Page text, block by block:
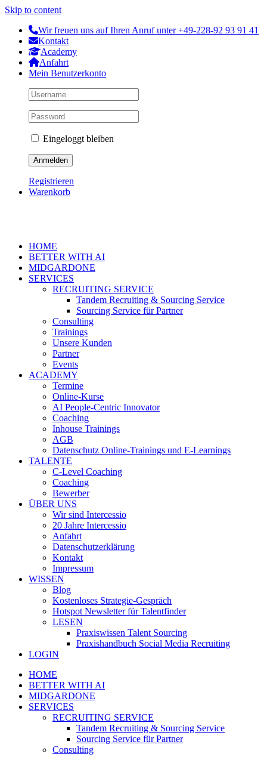
Skip to content
Wir freuen uns auf Ihren Anruf unter +49-228-92 93 91 41
Kontakt
Academy
Anfahrt
Mein Benutzerkonto
Eingeloggt bleiben
Registrieren
Warenkorb
HOME
BETTER WITH AI
MIDGARDONE
SERVICES
RECRUITING SERVICE
Tandem Recruiting & Sourcing Service
Sourcing Service für Partner
Consulting
Trainings
Unsere Kunden
Partner
Events
ACADEMY
Termine
Online-Kurse
AI People-Centric Innovator
Coaching
Inhouse Trainings
AGB
Datenschutz Online-Trainings und E-Learnings
TALENTE
C-Level Coaching
Coaching
Bewerber
ÜBER UNS
Wir sind Intercessio
20 Jahre Intercessio
Anfahrt
Datenschutzerklärung
Kontakt
Impressum
WISSEN
Blog
Kostenloses Strategie-Gespräch
Hotspot Newsletter für Talentfinder
LESEN
Praxiswissen Talent Sourcing
Praxishandbuch Social Media Recruiting
LOGIN
HOME
BETTER WITH AI
MIDGARDONE
SERVICES
RECRUITING SERVICE
Tandem Recruiting & Sourcing Service
Sourcing Service für Partner
Consulting